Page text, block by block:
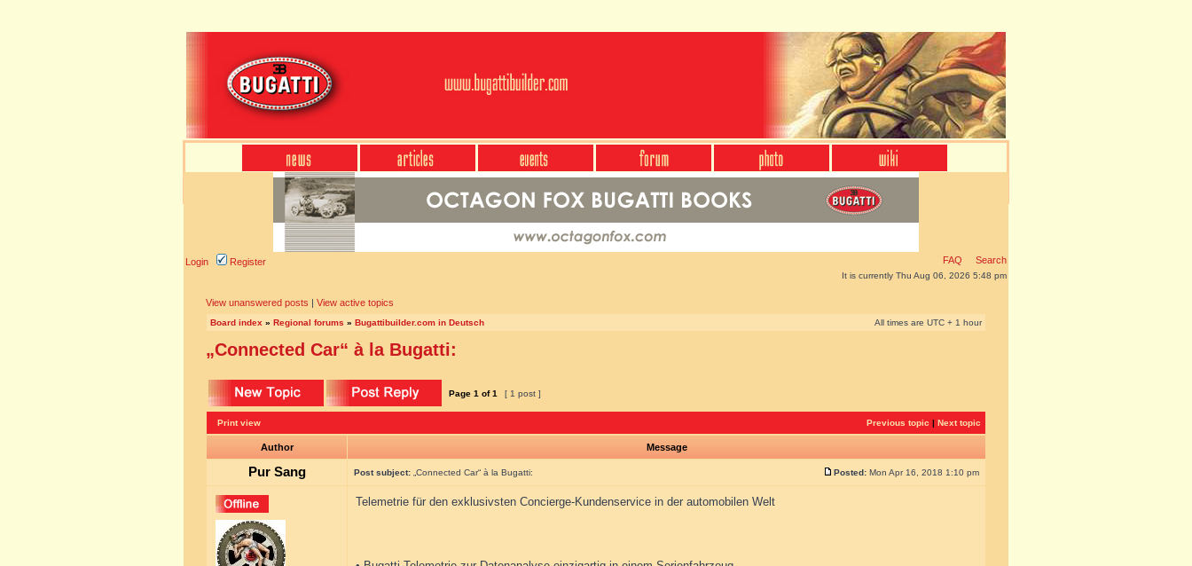
Login Register FAQ Search
It is currently Thu Aug 06, 2026 5:48 pm
View unanswered posts | View active topics
Board index » Regional forums » Bugattibuilder.com in Deutsch All times are UTC + 1 hour
„Connected Car“ à la Bugatti:
Page 1 of1 [ 1 post ]
Print view Previous topic | Next topic
Author Message
Pur Sang Post subject: „Connected Car“ à la Bugatti: Posted: Mon Apr 16, 2018 1:10 pm
Telemetrie für den exklusivsten Concierge-Kundenservice in der automobilen Welt